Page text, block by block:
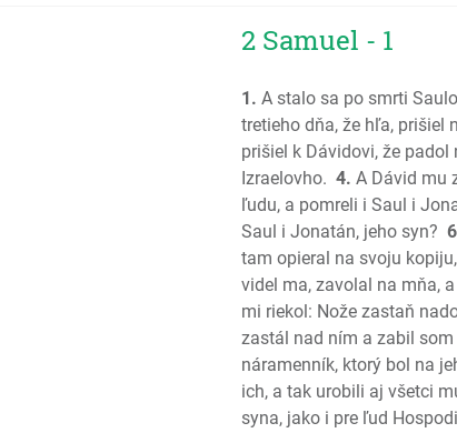
2 Samuel - 1
1. A stalo sa po smrti
tretieho dňa, že hľa, prišiel
prišiel k Dávidovi, že padol
Izraelovho. 4. A Dávid mu
ľudu, a pomreli i Saul i
Saul i Jonatán, jeho syn?
tam opieral na svoju
videl ma, zavolal na mňa,
mi riekol: Nože zastaň
zastál nad ním a zabil som
náramenník, ktorý bol na
ich, a tak urobili aj všetci
syna, jako i pre ľud